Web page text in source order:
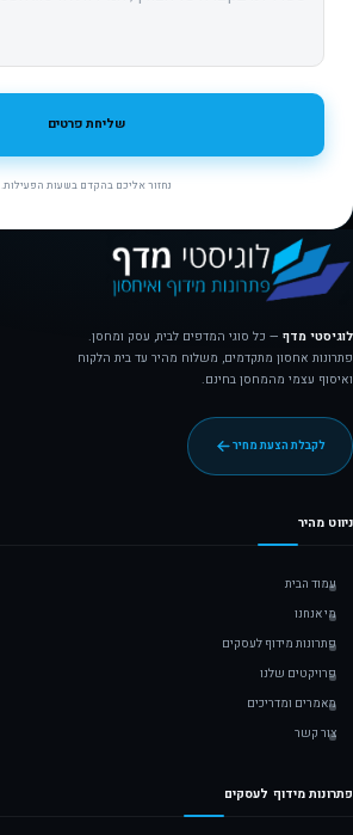
אל תמלאו שדה זה
שליחת פרטים
נחזור אליכם בהקדם בשעות הפעילות.
לוגיסטי מדף — כל סוגי המדפים לבית, עסק ומחסן.
פתרונות אחסון מתקדמים, משלוח מהיר עד בית הלקוח
ואיסוף עצמי מהמחסן בחינם.
לקבלת הצעת מחיר
ניווט מהיר
עמוד הבית
מי אנחנו
פתרונות מידוף לעסקים
פרויקטים שלנו
מאמרים ומדריכים
צור קשר
פתרונות מידוף לעסקים